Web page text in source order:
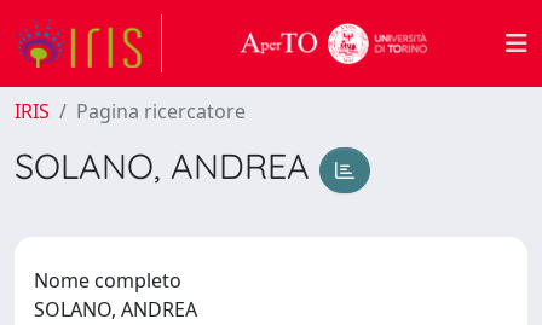
IRIS Pagina ricercatore
SOLANO, ANDREA
Nome completo
SOLANO, ANDREA